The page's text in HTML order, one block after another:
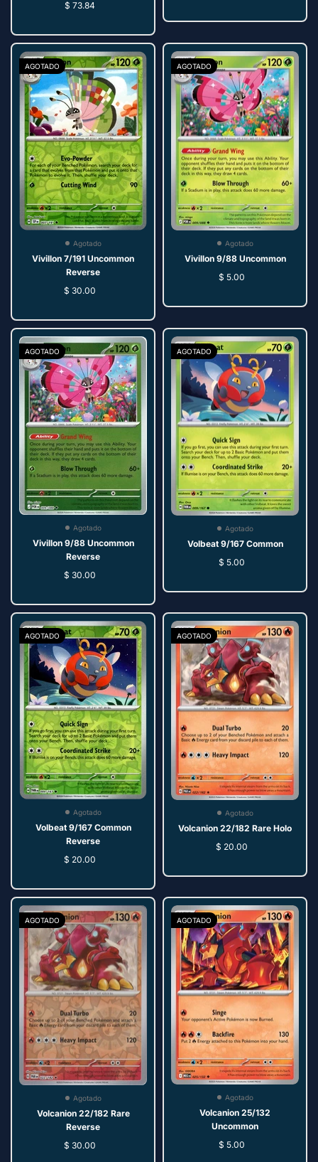
$ 73.84
AGOTADO
Agotado
Vivillon 7/191 Uncommon
Reverse
$ 30.00
AGOTADO
Agotado
Vivillon 9/88 Uncommon
$ 5.00
AGOTADO
Agotado
Vivillon 9/88 Uncommon
Reverse
$ 30.00
AGOTADO
Agotado
Volbeat 9/167 Common
$ 5.00
AGOTADO
Agotado
Volbeat 9/167 Common
Reverse
$ 20.00
AGOTADO
Agotado
Volcanion 22/182 Rare Holo
$ 20.00
AGOTADO
Agotado
Volcanion 22/182 Rare
Reverse
$ 30.00
AGOTADO
Agotado
Volcanion 25/132
Uncommon
$ 5.00